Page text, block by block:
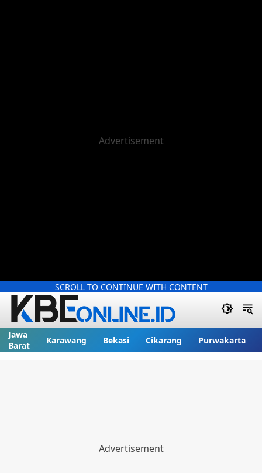
SCROLL TO CONTINUE WITH CONTENT
Jawa
Barat
Karawang Bekasi Cikarang Purwakarta